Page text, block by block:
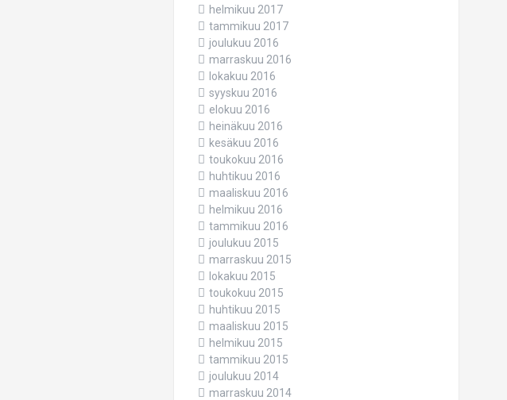
helmikuu 2017
tammikuu 2017
joulukuu 2016
marraskuu 2016
lokakuu 2016
syyskuu 2016
elokuu 2016
heinäkuu 2016
kesäkuu 2016
toukokuu 2016
huhtikuu 2016
maaliskuu 2016
helmikuu 2016
tammikuu 2016
joulukuu 2015
marraskuu 2015
lokakuu 2015
toukokuu 2015
huhtikuu 2015
maaliskuu 2015
helmikuu 2015
tammikuu 2015
joulukuu 2014
marraskuu 2014